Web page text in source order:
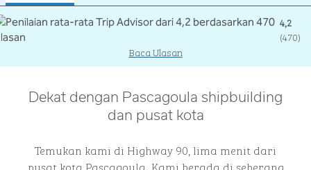
4,2
(470)
Baca Ulasan
Dekat dengan Pascagoula shipbuilding
dan pusat kota
Temukan kami di Highway 90, lima menit dari
pusat kota Pascagoula. Kami berada di seberang